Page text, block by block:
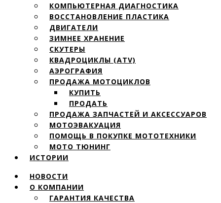
КОМПЬЮТЕРНАЯ ДИАГНОСТИКА
ВОССТАНОВЛЕНИЕ ПЛАСТИКА
ДВИГАТЕЛИ
ЗИМНЕЕ ХРАНЕНИЕ
СКУТЕРЫ
КВАДРОЦИКЛЫ (ATV)
АЭРОГРАФИЯ
ПРОДАЖА МОТОЦИКЛОВ
КУПИТЬ
ПРОДАТЬ
ПРОДАЖА ЗАПЧАСТЕЙ И АКСЕССУАРОВ
МОТОЭВАКУАЦИЯ
ПОМОЩЬ В ПОКУПКЕ МОТОТЕХНИКИ
МОТО ТЮНИНГ
ИСТОРИИ
НОВОСТИ
О КОМПАНИИ
ГАРАНТИЯ КАЧЕСТВА